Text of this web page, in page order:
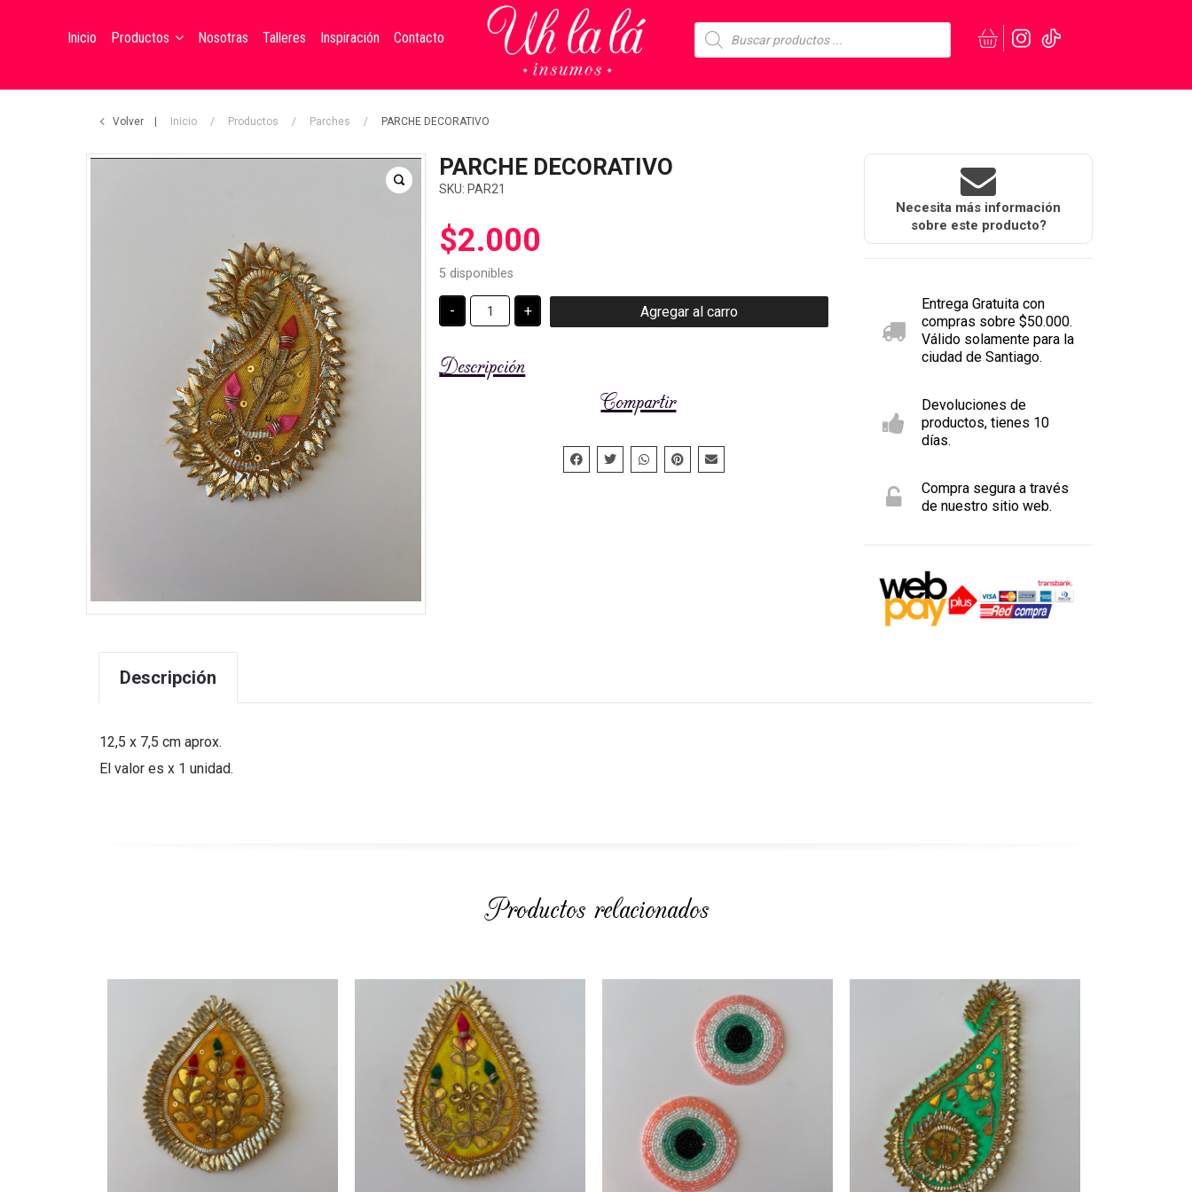
Inicio Productos
Cintas
Nosotras Talleres Inspiración Contacto
Búsqueda
de
productos
Volver Inicio / Productos / Parches / PARCHE DECORATIVO
PARCHE DECORATIVO
SKU: PAR21
$2.000
5 disponibles
-
PARCHE
DECORATIVO
cantidad
+ Agregar al carro
Descripción
Compartir
Necesita más información
sobre este producto?
Entrega Gratuita con
compras sobre $50.000.
Válido solamente para la
ciudad de Santiago.
Devoluciones de
productos, tienes 10
días.
Compra segura a través
de nuestro sitio web.
Descripción
12,5 x 7,5 cm aprox.
El valor es x 1 unidad.
Productos relacionados